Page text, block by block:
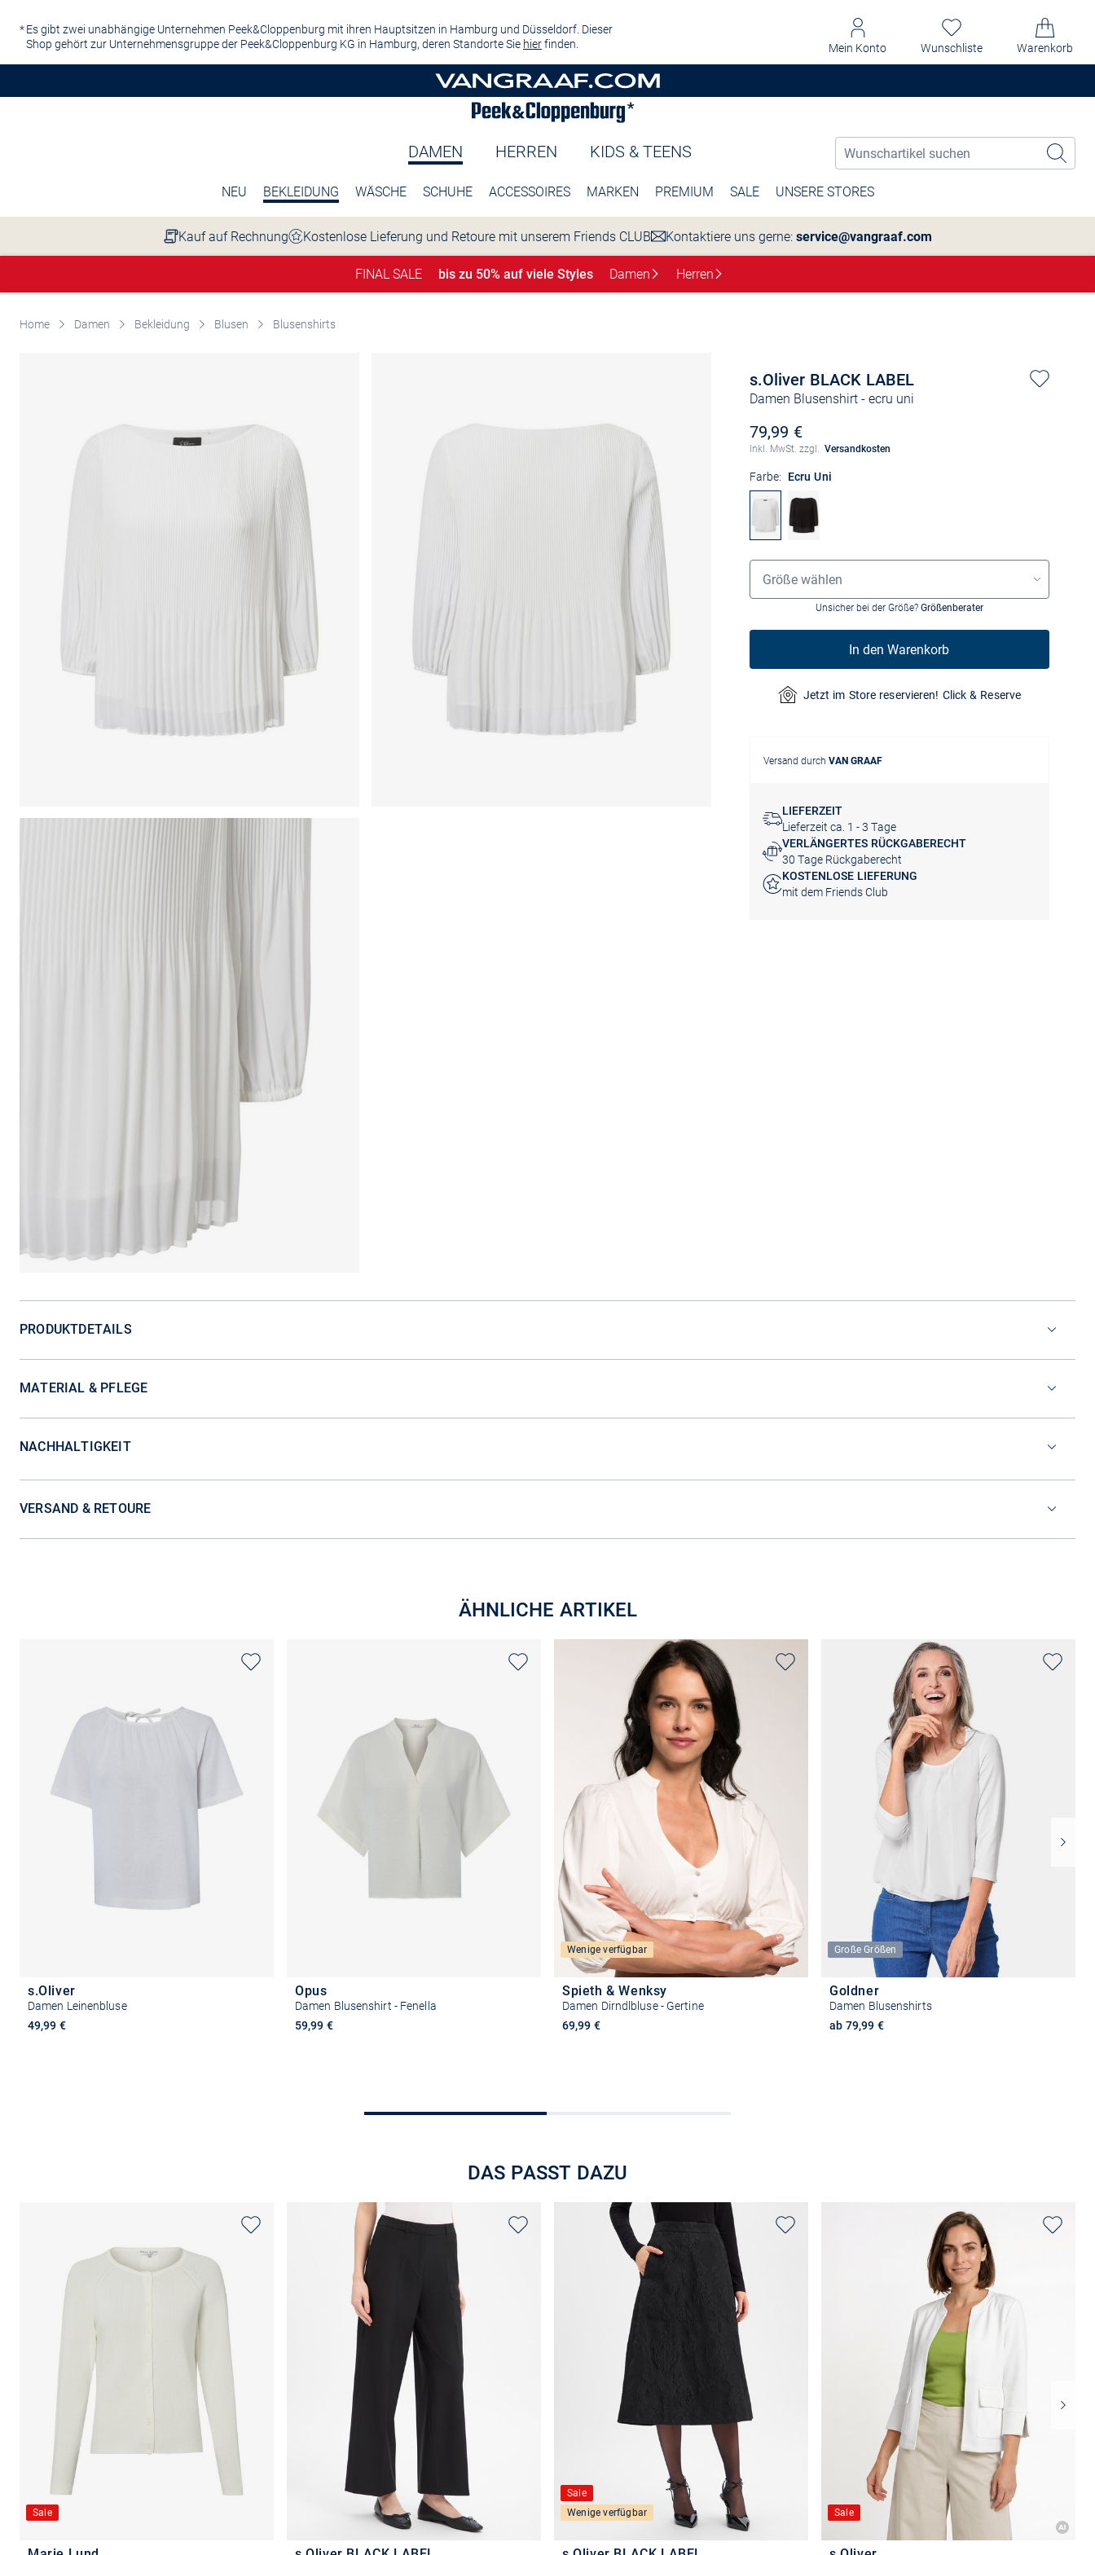
Es gibt zwei unabhängige Unternehmen Peek&Cloppenburg mit ihren Hauptsitzen in Hamburg und Düsseldorf. Dieser
Shop gehört zur Unternehmensgruppe der Peek&Cloppenburg KG in Hamburg, deren Standorte Sie hierfinden. Mein Konto Wunschliste Warenkorb
DAMEN HERREN KIDS & TEENS
NEU BEKLEIDUNG WÄSCHE SCHUHE ACCESSOIRES MARKEN PREMIUM SALE UNSERE STORES
Kauf auf Rechnung Kostenlose Lieferung und Retoure mit unserem Friends CLUB Kontaktiere uns gerne: service@vangraaf.com
FINAL SALE bis zu 50% auf viele Styles Damen Herren
Home Damen Bekleidung Blusen Blusenshirts
s.Oliver BLACK LABEL
Damen Blusenshirt- ecru uni
79,99 €
Inkl. MwSt. zzgl. Versandkosten
Farbe: Ecru Uni
Größenauswahl
Größe wählen
Unsicher bei der Größe? Größenberater
In den Warenkorb
Jetzt im Store reservieren! Click & Reserve
Versand durch VAN GRAAF
LIEFERZEIT
Lieferzeit ca. 1 - 3 Tage
VERLÄNGERTES RÜCKGABERECHT
30 Tage Rückgaberecht
KOSTENLOSE LIEFERUNG
mit dem Friends Club
PRODUKTDETAILS
MATERIAL & PFLEGE
NACHHALTIGKEIT
VERSAND & RETOURE
ÄHNLICHE ARTIKEL
s.Oliver
Damen Leinenbluse
49,99 €
Opus
Damen Blusenshirt - Fenella
59,99 €
Größe auswählen
Wenige verfügbar
Spieth & Wenksy
Damen Dirndlbluse - Gertine
69,99 €
Große Größen
Goldner
Damen Blusenshirts
ab 79,99 €
DAS PASST DAZU
Sale
Sale
Wenige verfügbar
Sale